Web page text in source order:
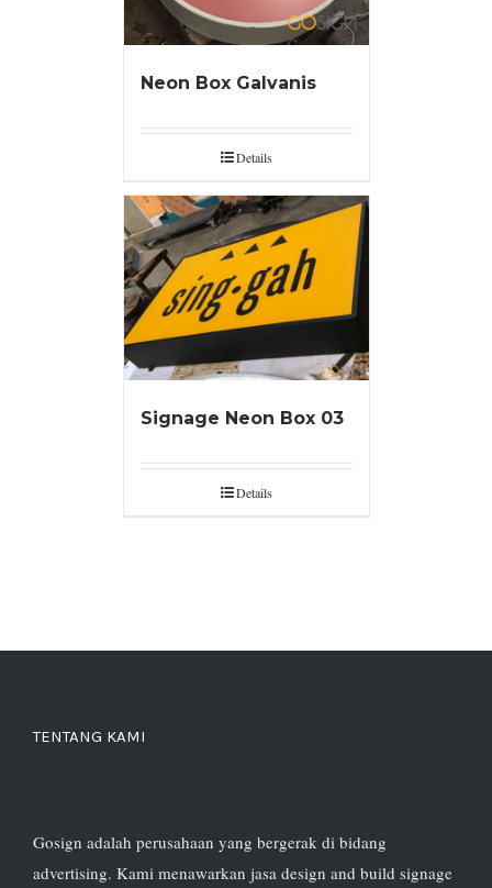
Neon Box Galvanis
Details
Signage Neon Box 03
Details
TENTANG KAMI
Gosign adalah perusahaan yang bergerak di bidang
advertising. Kami menawarkan jasa design and build signage